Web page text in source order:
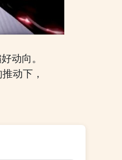
动向。
动下，